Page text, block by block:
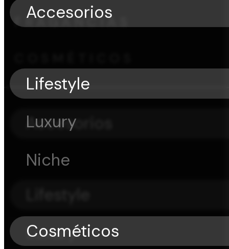
FRAGANCIAS
Accesorios
Luxury
Accesorios
Lifestyle
Luxury
Niche
Cosméticos